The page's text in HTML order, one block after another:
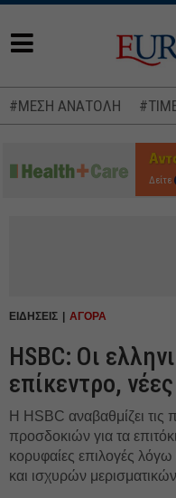
#ΜΕΣΗ ΑΝΑΤΟΛΗ
Δείτε
ΕΙΔΗΣΕΙΣ ΑΓΟΡΑ
HSBC: Οι
επίκεντρο,
Η HSBC αναβαθμίζει
προσδοκιών για τα
κορυφαίες επιλογές
και ισχυρών